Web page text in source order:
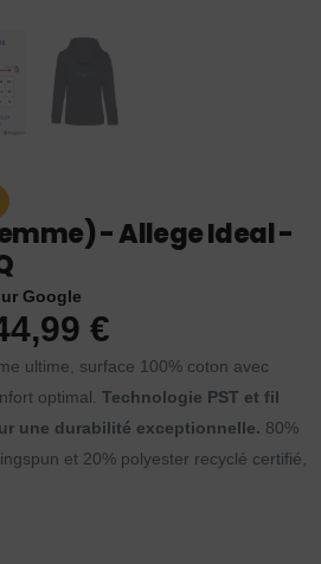
- Allege Ideal -
Google
€
ultime, surface 100% coton avec
optimal.Technologie PST et fil
une durabilité exceptionnelle. 80%
et 20% polyester recyclé certifié,